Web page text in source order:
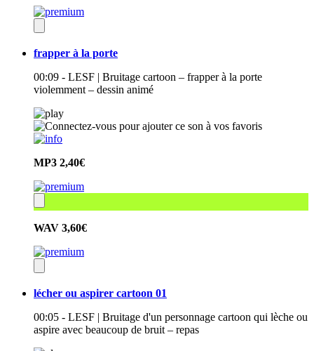
frapper à la porte
00:09 - LESF | Bruitage cartoon – frapper à la porte
violemment – dessin animé
MP3 2,40€
WAV 3,60€
lécher ou aspirer cartoon 01
00:05 - LESF | Bruitage d'un personnage cartoon qui lèche ou
aspire avec beaucoup de bruit – repas